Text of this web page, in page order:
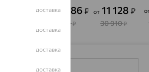
130 267₽SOKOLOV
от 23 586₽
65 517₽
от 11 128₽
30 910₽
доставка
доставка
доставка
доставка